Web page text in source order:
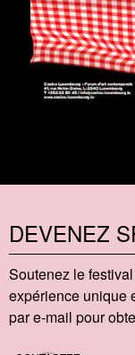
DEVENEZ
Soutenez le
expérience unique
par e-mail pour